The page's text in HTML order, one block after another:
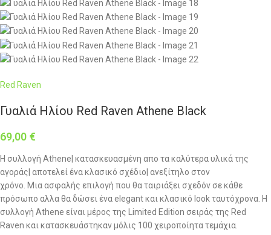
Red Raven
Γυαλιά Ηλίου Red Raven Athene Black
69,00 €
Η συλλογή Athene| κατασκευασμένη απο τα καλύτερα υλικά της
αγοράς| αποτελεί ένα κλασικό σχέδιο| ανεξίτηλο στον
χρόνο. Μια ασφαλής επιλογή που θα ταιριάξει σχεδόν σε κάθε
πρόσωπο αλλα θα δώσει ένα elegant και κλασικό look ταυτόχρονα. Η
συλλογή Athene είναι μέρος της Limited Edition σειράς της Red
Raven και κατασκευάστηκαν μόλις 100 χειροποίητα τεμάχια.